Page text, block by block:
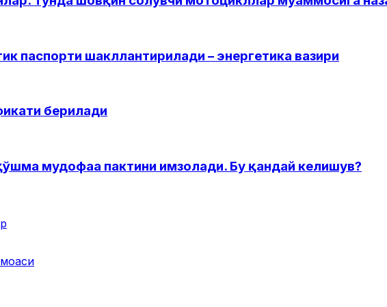
паспорти шакллантирилади – энергетика вазири
берилади
мудофаа пактини имзолади. Бу қандай келишув?